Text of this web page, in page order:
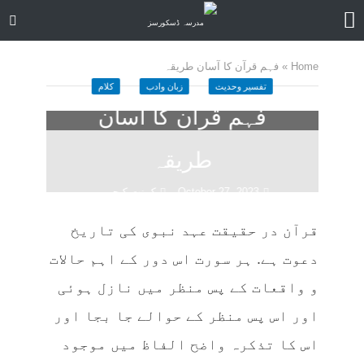
Home
»فہم قرآن کا آسان طریقہ
تفسیر وحدیث زبان وادب کلام
فہم قرآن کا آسان
طریقہ
October 27, 2023
کمنت کیجے
قرآن در حقیقت عہد نبوی کی تاریخ
دعوت ہے. ہر سورت اس دور کے اہم حالات
و واقعات کے پس منظر میں نازل ہوئی
اور اس پس منظر کے حوالے جا بجا اور
اس کا تذکرہ واضح الفاظ میں موجود